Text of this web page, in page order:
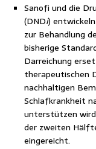
Sanofi und die
(DNDi)
zur Behandlung
bisherige
Darreichung
therapeutischen
nachhaltigen
Schlafkrankheit
unterstützen
der zweiten
eingereicht.